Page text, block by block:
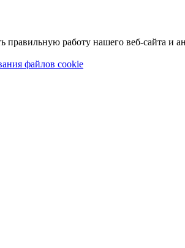
работу нашего веб-сайта и
файлов cookie